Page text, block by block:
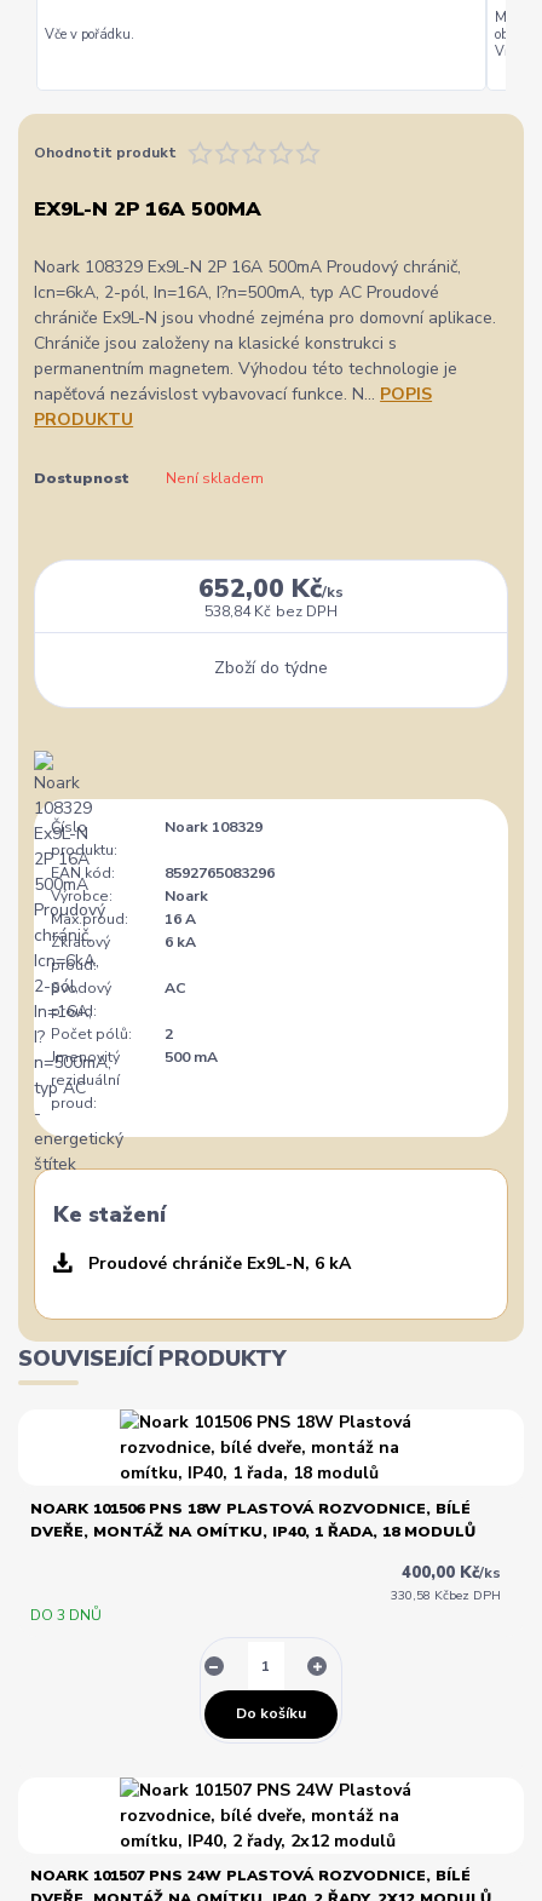
Vče v pořádku.
Můžu
Vřele
Ohodnotit produkt
EX9L-N 2P 16A 500MA
Noark 108329 Ex9L-N 2P 16A 500mA Proudový chránič,
Icn=6kA, 2-pól, In=16A, I?n=500mA, typ AC Proudové
chrániče Ex9L-N jsou vhodné zejména pro domovní aplikace.
Chrániče jsou založeny na klasické konstrukci s
permanentním magnetem. Výhodou této technologie je
napěťová nezávislost vybavovací funkce. N... POPIS
PRODUKTU
Dostupnost Není skladem
652,00 Kč/ks
538,84 Kč bez DPH
Zboží do týdne
Číslo
produktu:
Noark 108329
EAN kód:
8592765083296
Výrobce:
Noark
Max.proud:
16 A
Zkratový
proud:
6 kA
Svodový
proud:
AC
Počet pólů:
2
Jmenovitý
reziduální
proud:
500 mA
Ke stažení
Proudové chrániče Ex9L-N, 6 kA
SOUVISEJÍCÍ PRODUKTY
NOARK 101506 PNS 18W PLASTOVÁ ROZVODNICE, BÍLÉ
DVEŘE, MONTÁŽ NA OMÍTKU, IP40, 1 ŘADA, 18 MODULŮ
400,00 Kč/ks
330,58 Kčbez DPH
DO 3 DNŮ
Do košíku
NOARK 101507 PNS 24W PLASTOVÁ ROZVODNICE, BÍLÉ